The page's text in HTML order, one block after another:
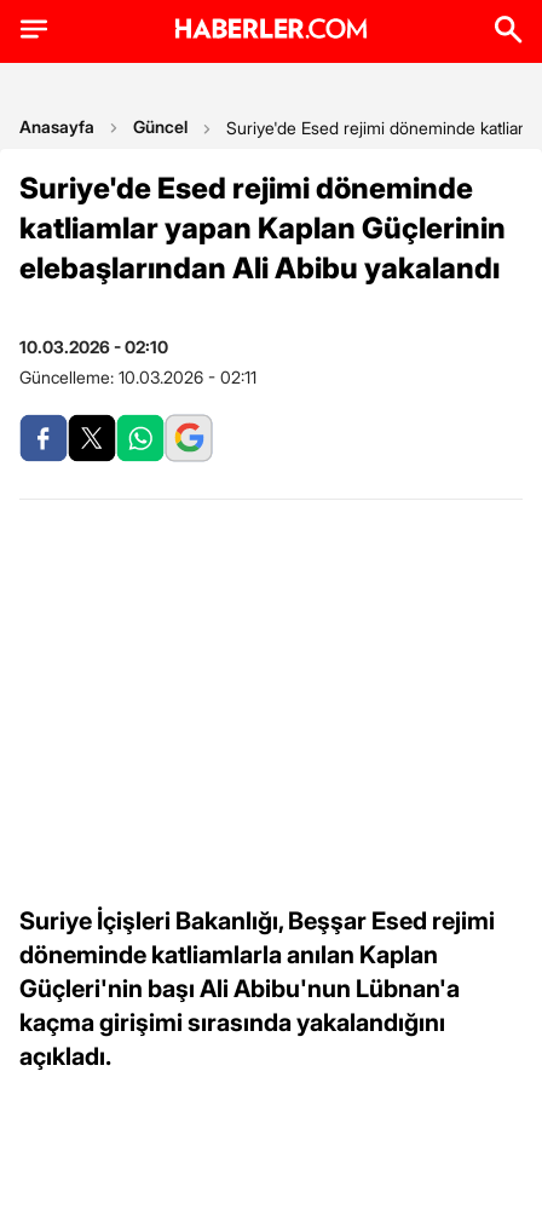
Anasayfa Güncel Suriye'de Esed rejimi döneminde
Suriye'de Esed rejimi döneminde
katliamlar yapan Kaplan Güçlerinin
elebaşlarından Ali Abibu yakalandı
10.03.2026 - 02:10
Güncelleme: 10.03.2026 - 02:11
Suriye İçişleri Bakanlığı, Beşşar Esed rejimi
döneminde katliamlarla anılan Kaplan
Güçleri'nin başı Ali Abibu'nun Lübnan'a
kaçma girişimi sırasında yakalandığını
açıkladı.